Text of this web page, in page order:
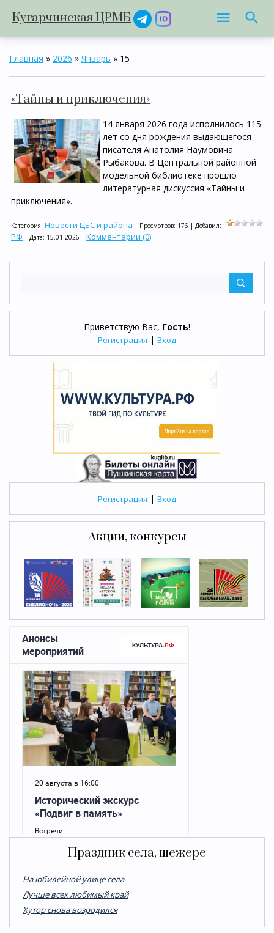
Кугарчинская ЦРМБ
Приветствую Вас, Гость!
Регистрация | Вход
Регистрация | Вход
Акции, конкурсы
Праздник села, шежере
На юбилейной улице села
Лучше всех любимый край
Хутор снова возродился
Главная » 2026 » Январь » 15
«Тайны и приключения»
14 января 2026 года исполнилось 115
лет со дня рождения выдающегося
писателя Анатолия Наумовича
Рыбакова. В Центральной районной
модельной библиотеке прошло
литературная дискуссия «Тайны и
приключения».
Категория: Новости ЦБС и района | Просмотров: 176 | Добавил:
РФ | Дата: 15.01.2026 | Комментарии (0)